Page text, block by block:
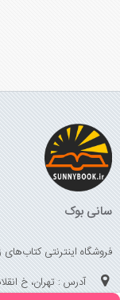
سانی بوک
فروشگاه اینترنتی کتاب‌های
آدرس : تهران، خ